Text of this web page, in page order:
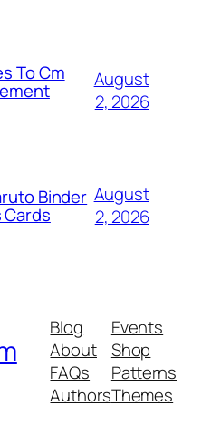
To Cm
August
2, 2026
Binder
Cards
August
2, 2026
Blog
About
FAQs
Authors
Events
Shop
Patterns
Themes